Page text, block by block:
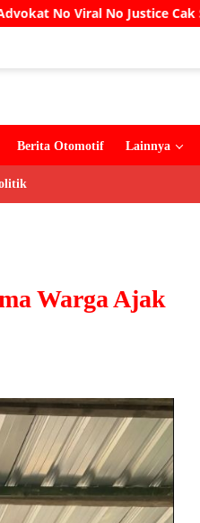
Cak Soleh Meninggal Dunia
Berita Otomotif Lainnya
Warga Ajak